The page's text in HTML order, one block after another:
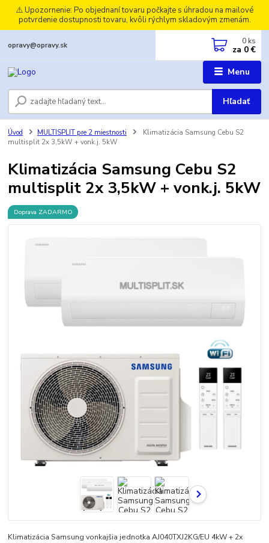
⚠️ Upozornenie: Po objednaní tovaru počkajte s úhradou na mailové
potvrdenie dostupnosti tovaru, kvôli rýchlym skladovým zmenám.
Menu
Hľadať
opravy@opravy.sk 0 ks
za 0 €
Úvod MULTISPLIT pre 2 miestnosti
Klimatizácia Samsung Cebu S2
multisplit 2x 3,5kW + vonk.j. 5kW
Klimatizácia Samsung Cebu S2
multisplit 2x 3,5kW + vonk.j. 5kW
Doprava ZADARMO
Klimatizácia Samsung vonkajšia jednotka AJ040TXJ2KG/EU 4kW + 2x